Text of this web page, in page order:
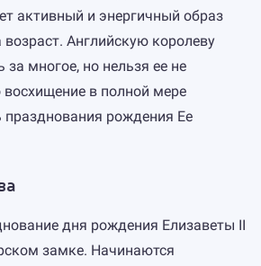
активный и энергичный образ
Английскую королеву
многое, но нельзя ее не
в полной мере
празднования рождения Ее
дня рождения Елизаветы II
замке. Начинаются